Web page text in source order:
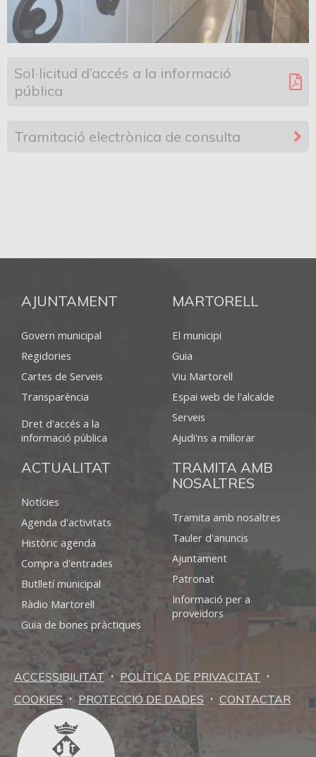
Sol·licitud d’accés a la informació
pública
Tramitació electrònica de consulta
AJUNTAMENT
Govern municipal
Regidories
Cartes de Serveis
Transparència
Dret d'accés a la
informació pública
MARTORELL
El municipi
Guia
Viu Martorell
Espai web de l'alcalde
Serveis
Ajudi'ns a millorar
ACTUALITAT
Notícies
Agenda d'activitats
Històric agenda
Compra d'entrades
Butlletí municipal
Ràdio Martorell
Guia de bones pràctiques
TRAMITA AMB
NOSALTRES
Tramita amb nosaltres
Tauler d'anuncis
Ajuntament
Patronat
Informació per a
proveïdors
ACCESSIBILITAT · POLÍTICA DE PRIVACITAT ·
COOKIES · PROTECCIÓ DE DADES · CONTACTAR